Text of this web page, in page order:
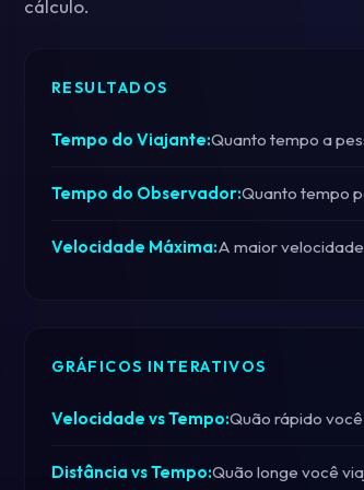
cálculo.
RESULTADOS
Tempo do Viajante:Quanto tempo a
Tempo do Observador:Quanto tempo
Velocidade Máxima:A maior
GRÁFICOS INTERATIVOS
Velocidade vs Tempo:Quão rápido
Distância vs Tempo:Quão longe você